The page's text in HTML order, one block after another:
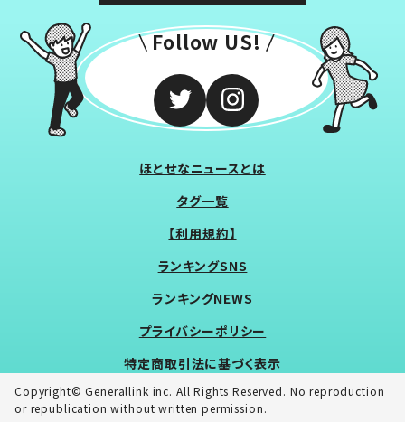
Follow US!
ほとせなニュースとは
タグ一覧
【利用規約】
ランキングSNS
ランキングNEWS
プライバシーポリシー
特定商取引法に基づく表示
Copyright© Generallink inc. All Rights Reserved. No reproduction
or republication without written permission.